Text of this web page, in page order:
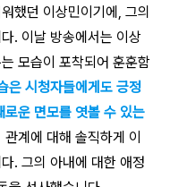
했던 이상민이기에, 그의
. 이날 방송에서는 이상
모습이 포착되어 훈훈함
은 시청자들에게도 긍정
운 면모를 엿볼 수 있는
계에 대해 솔직하게 이
. 그의 아내에 대한 애정